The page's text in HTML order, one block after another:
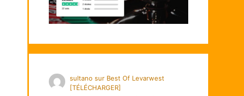
sultano sur Best Of Levarwest
[TÉLÉCHARGER]